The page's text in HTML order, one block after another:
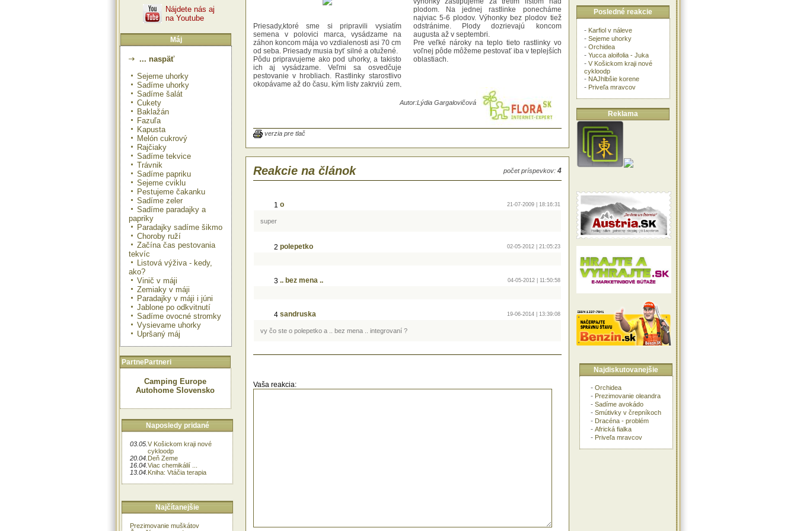
Nájdete nás aj
na Youtube
Máj
... naspäť
Sejeme uhorky
Sadíme uhorky
Sadíme šalát
Cukety
Baklažán
Fazuľa
Kapusta
Melón cukrový
Rajčiaky
Sadíme tekvice
Trávnik
Sadíme papriku
Sejeme cviklu
Pestujeme čakanku
Sadíme zeler
Sadíme paradajky a
papriky
Paradajky sadíme šikmo
Choroby ruží
Začína čas pestovania
tekvíc
Listová výživa - kedy,
ako?
Vinič v máji
Zemiaky v máji
Paradajky v máji i júni
Jablone po odkvitnutí
Sadíme ovocné stromky
Vysievame uhorky
Upršaný máj
PartnePartneri
Camping Europe
Autohome Slovensko
Naposledy pridané
03.05. V Košickom kraji nové
cykloodp
20.04. Deň Zeme
16.04. Viac chemikálií ...
13.04. Kniha: Vtáčia terapia
Najčítanejšie
Prezimovanie muškátov
Priesady,ktoré sme si pripravili vysiatím
semena v polovici marca, vysádzame na
záhon koncom mája vo vzdialenosti asi 70 cm
od seba. Priesady musia byť silné a otužené.
Pôdu pripravujeme ako pod uhorky, a takisto
ich aj vysádzame. Veľmi sa osvedčuje
pestovanie v hrobliach. Rastlinky starostlivo
okopávame až do času, kým listy zakryjú zem,
Za tretím normálnym listom zaštipujeme
plodom. Na jednej rastlinke ponecháme
odstránime. Plody dozrievajú koncom
augusta až v septembri.
Pre veľké nároky na teplo tieto rastlinky vo
voľnej pôde môžeme pestovať iba v teplejších
plodom. Na jednej rastlinke ponecháme
najviac 5-6 plodov. Výhonky bez plodov tiež
odstránime. Plody dozrievajú koncom
augusta až v septembri.
Pre veľké nároky na teplo tieto rastlinky vo
voľnej pôde môžeme pestovať iba v teplejších
oblastiach.
Autor:Lýdia Gargalovičová
verzia pre tlač
Reakcie na článok počet príspevkov: 4
1 o 21-07-2009 | 18:16:31
super
2 polepetko 02-05-2012 | 21:05:23
3 .. bez mena .. 04-05-2012 | 11:50:58
4 sandruska 19-06-2014 | 13:39:08
vy čo ste o polepetko a .. bez mena .. integrovaní ?
Vaša reakcia:
Posledné reakcie
- Karfiol v náleve
- Sejeme uhorky
- Orchidea
- Yucca aloifolia - Juka
- V Košickom kraji nové
cykloodp
- NAJhlbšie korene
- Priveľa mravcov
Reklama
Najdiskutovanejšie
- Orchidea
- Prezimovanie oleandra
- Sadíme avokádo
- Smútivky v črepníkoch
- Dracéna - problém
- Africká fialka
- Priveľa mravcov